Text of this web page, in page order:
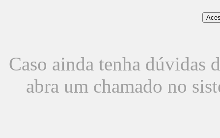
Caso ainda tenha dúvidas
abra um chamado no